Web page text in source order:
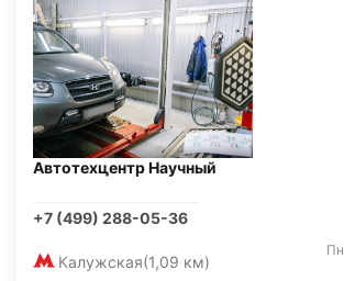
Автотехцентр Научный
+7 (499) 288-05-36
Калужская(1,09 км)